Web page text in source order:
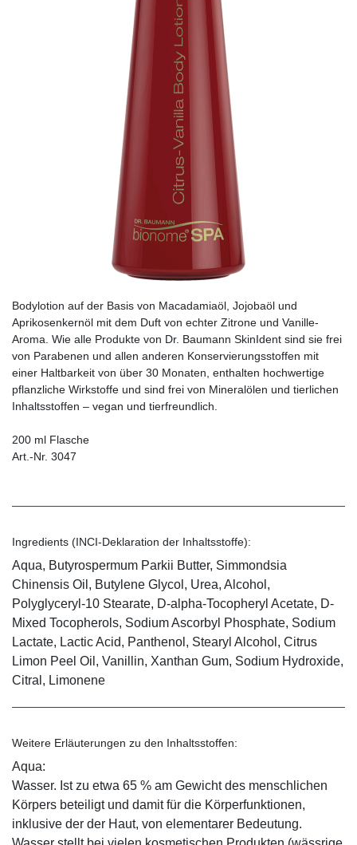
Bodylotion auf der Basis von Macadamiaöl, Jojobaöl und
Aprikosenkernöl mit dem Duft von echter Zitrone und Vanille-
Aroma. Wie alle Produkte von Dr. Baumann SkinIdent sind sie frei
von Parabenen und allen anderen Konservierungsstoffen mit
einer Haltbarkeit von über 30 Monaten, enthalten hochwertige
pflanzliche Wirkstoffe und sind frei von Mineralölen und tierlichen
Inhaltsstoffen – vegan und tierfreundlich.
200 ml Flasche
Art.-Nr. 3047
Ingredients (INCI-Deklaration der Inhaltsstoffe):
Aqua, Butyrospermum Parkii Butter, Simmondsia
Chinensis Oil, Butylene Glycol, Urea, Alcohol,
Polyglyceryl-10 Stearate, D-alpha-Tocopheryl Acetate, D-
Mixed Tocopherols, Sodium Ascorbyl Phosphate, Sodium
Lactate, Lactic Acid, Panthenol, Stearyl Alcohol, Citrus
Limon Peel Oil, Vanillin, Xanthan Gum, Sodium Hydroxide,
Citral, Limonene
Weitere Erläuterungen zu den Inhaltsstoffen:
Aqua:
Wasser. Ist zu etwa 65 % am Gewicht des menschlichen
Körpers beteiligt und damit für die Körperfunktionen,
inklusive der der Haut, von elementarer Bedeutung.